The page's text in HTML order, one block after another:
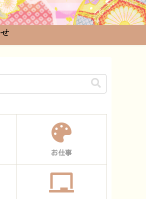
お仕事